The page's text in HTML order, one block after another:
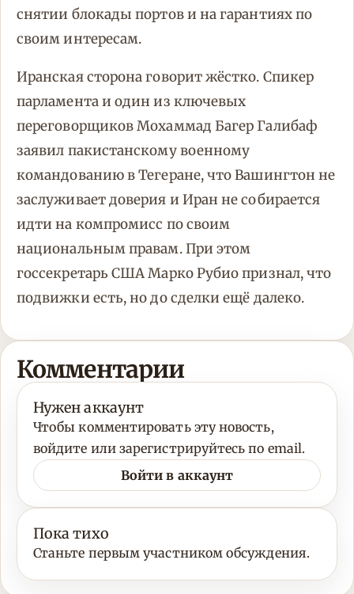
снятии блокады портов и на гарантиях по
своим интересам.
Иранская сторона говорит жёстко. Спикер
парламента и один из ключевых
переговорщиков Мохаммад Багер Галибаф
заявил пакистанскому военному
командованию в Тегеране, что Вашингтон не
заслуживает доверия и Иран не собирается
идти на компромисс по своим
национальным правам. При этом
госсекретарь США Марко Рубио признал, что
подвижки есть, но до сделки ещё далеко.
Комментарии
Нужен аккаунт
Чтобы комментировать эту новость,
войдите или зарегистрируйтесь по email.
Войти в аккаунт
Пока тихо
Станьте первым участником обсуждения.